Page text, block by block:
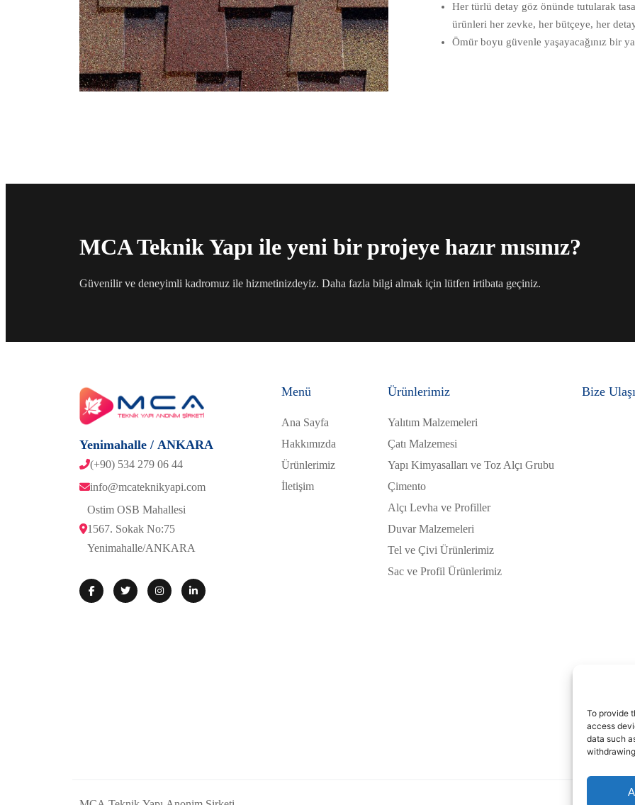
To provide
access
data such
Her türlü detay göz önünde tutularak
ürünleri her zevke, her bütçeye, her
Ömür boyu güvenle yaşayacağınız bir
MCA Teknik Yapı ile yeni bir projeye hazır mısınız?
Güvenilir ve deneyimli kadromuz ile hizmetinizdeyiz. Daha fazla bilgi almak için lütfen irtibata geçiniz.
Yenimahalle / ANKARA
(+90) 534 279 06 44
info@mcateknikyapi.com
Ostim OSB Mahallesi
1567. Sokak No:75
Yenimahalle/ANKARA
Menü
Ana Sayfa
Hakkımızda
Ürünlerimiz
İletişim
Ürünlerimiz
Yalıtım Malzemeleri
Çatı Malzemesi
Yapı Kimyasalları ve Toz Alçı Grubu
Çimento
Alçı Levha ve Profiller
Duvar Malzemeleri
Tel ve Çivi Ürünlerimiz
Sac ve Profil Ürünlerimiz
Bize